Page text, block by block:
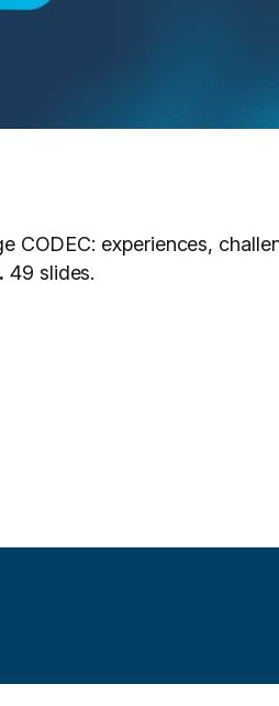
experiences,
49 slides.